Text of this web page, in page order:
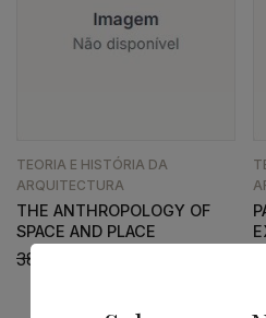
TEORIA E HISTÓRIA DA
ARQUITECTURA
THE ANTHROPOLOGY OF
SPACE AND PLACE
38,44